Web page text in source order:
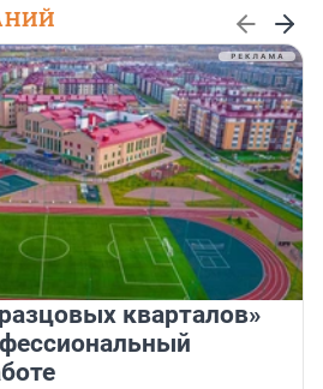
кварталов»